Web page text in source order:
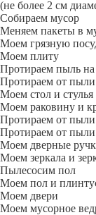
(не более 2 см
Собираем мусор
Меняем пакеты в
Моем грязную
Моем плиту
Протираем пыль на
Протираем от
Моем стол и стулья
Моем раковину и
Протираем от пыли
Протираем от
Моем дверные
Моем зеркала и
Пылесосим пол
Моем пол и
Моем двери
Моем мусорное